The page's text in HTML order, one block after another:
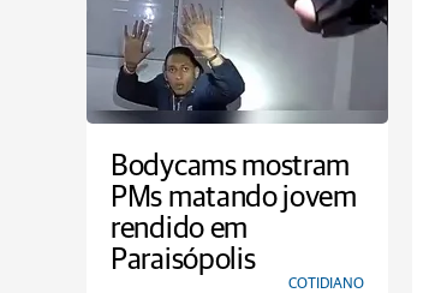
Bodycams mostram
PMs matando jovem
rendido em
Paraisópolis
COTIDIANO